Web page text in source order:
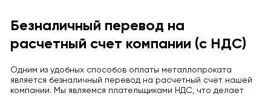
Безналичный перевод на
расчетный счет компании (с НДС)
Одним из удобных способов оплаты металлопроката
является безналичный перевод на расчетный счет нашей
компании. Мы являемся плательщиками НДС, что делает